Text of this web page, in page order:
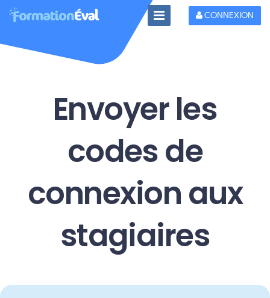
CONNEXION
Toggle
Navigation
Envoyer les
codes de
connexion aux
stagiaires